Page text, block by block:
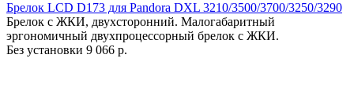
Брелок LCD D173 для Pandora DXL 3210/3500/3700/3250/3290
Брелок с ЖКИ, двухсторонний. Малогабаритный
эргономичный двухпроцессорный брелок с ЖКИ.
Без установки 9 066 р.